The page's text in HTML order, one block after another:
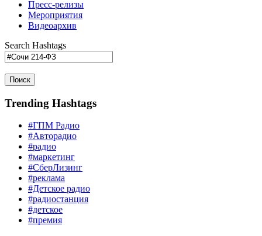
Пресс-релизы
Мероприятия
Видеоархив
Search Hashtags
Поиск
Trending Hashtags
#ГПМ Радио
#Авторадио
#радио
#маркетинг
#СберЛизинг
#реклама
#Детское радио
#радиостанция
#детское
#премия